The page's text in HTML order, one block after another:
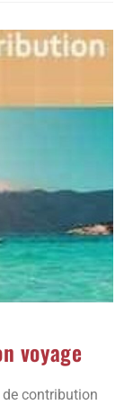
voyage
contribution